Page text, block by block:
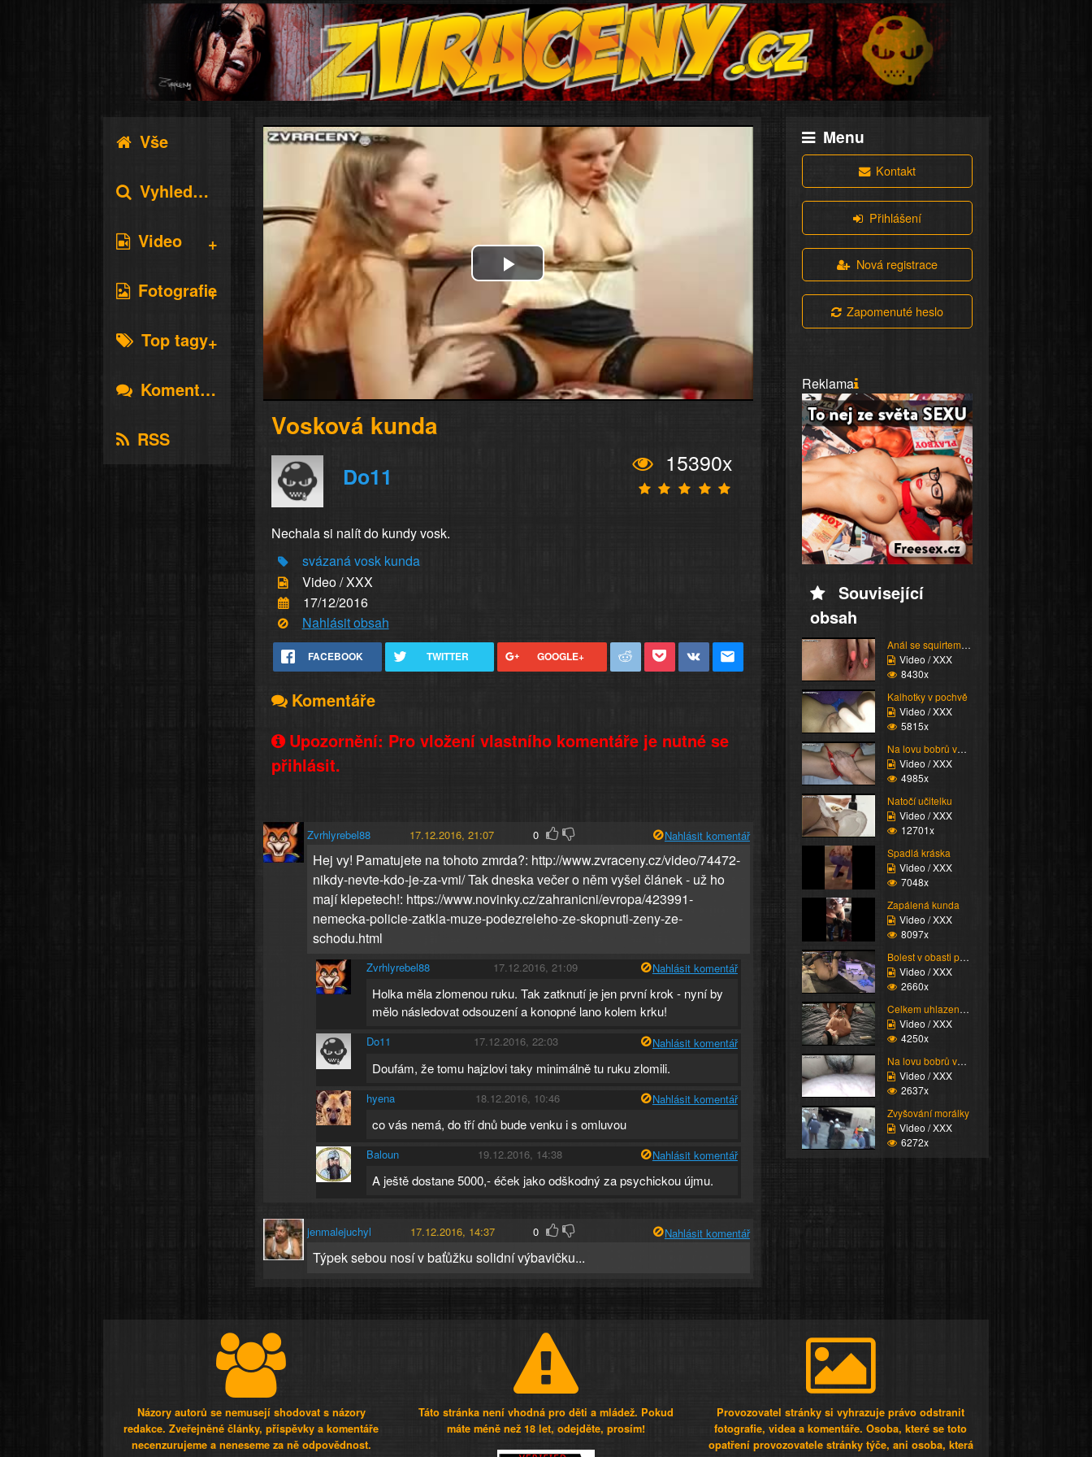
Vše
Vyhledávání
Video
Fotografie
Top tagy
Komentáře
RSS
Play
Video
Vosková kunda
Do11
15390x
Nechala si nalít do kundy vosk.
svázanávosk kunda
Video / XXX
17/12/2016
Nahlásit obsah
FACEBOOK TWITTER GOOGLE+
Komentáře
Upozornění: Pro vložení vlastního komentáře je nutné se
přihlásit.
Zvrhlyrebel88 17.12.2016, 21:07 0 Nahlásit komentář
Hej vy! Pamatujete na tohoto zmrda?: http://www.zvraceny.cz/video/74472-
nikdy-nevte-kdo-je-za-vmi/ Tak dneska večer o něm vyšel článek - už ho
mají klepetech!: https://www.novinky.cz/zahranicni/evropa/423991-
nemecka-policie-zatkla-muze-podezreleho-ze-skopnuti-zeny-ze-
schodu.html
Zvrhlyrebel88 17.12.2016, 21:09 Nahlásit komentář
Holka měla zlomenou ruku. Tak zatknutí je jen první krok - nyní by
mělo následovat odsouzení a konopné lano kolem krku!
Do11 17.12.2016, 22:03 Nahlásit komentář
Doufám, že tomu hajzlovi taky minimálně tu ruku zlomili.
hyena 18.12.2016, 10:46 Nahlásit komentář
co vás nemá, do tří dnů bude venku i s omluvou
Baloun 19.12.2016, 14:38 Nahlásit komentář
A ještě dostane 5000,- éček jako odškodný za psychickou újmu.
jenmalejuchyl 17.12.2016, 14:37 0 Nahlásit komentář
Týpek sebou nosí v baťůžku solidní výbavičku...
Menu
Kontakt
Přihlášení
Nová registrace
Zapomenuté heslo
Reklama
Související
obsah
Anál se squirtem nakon...
Video / XXX
8430x
Kalhotky v pochvě
Video / XXX
5815x
Na lovu bobrů vol.73
Video / XXX
4985x
Natočí učitelku
Video / XXX
12701x
Spadlá kráska
Video / XXX
7048x
Zapálená kunda
Video / XXX
8097x
Bolest v obasti péra
Video / XXX
2660x
Celkem uhlazená breast...
Video / XXX
4250x
Na lovu bobrů vol.67
Video / XXX
2637x
Zvyšování morálky
Video / XXX
6272x
Názory autorů se nemusejí shodovat s názory
redakce. Zveřejněné články, příspěvky a komentáře
necenzurujeme a neneseme za ně odpovědnost.
Táto stránka není vhodná pro děti a mládež. Pokud
máte méně než 18 let, odejděte, prosím!
Provozovatel stránky si vyhrazuje právo odstranit
fotografie, videa a komentáře. Osoba, které se toto
opatření provozovatele stránky týče, ani osoba, která